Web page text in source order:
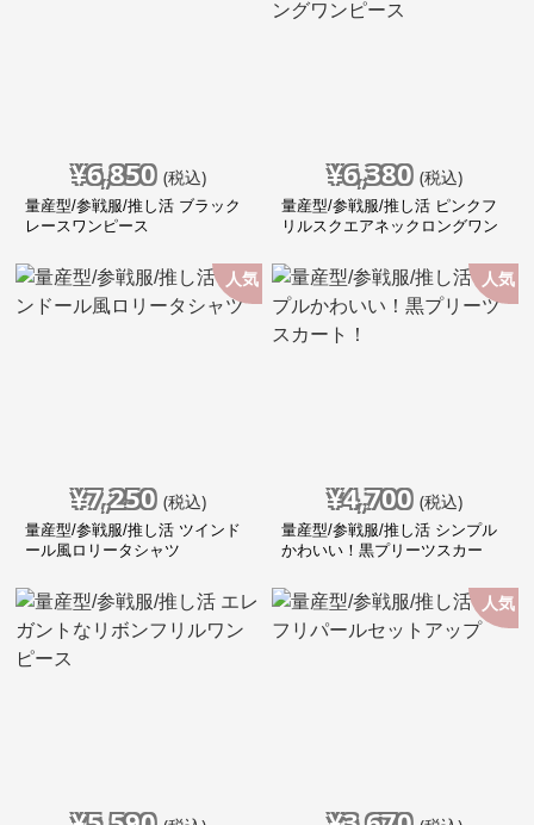
¥6,850 (税込)
量産型/参戦服/推し活 ブラック
レースワンピース
¥6,380 (税込)
量産型/参戦服/推し活 ピンクフ
リルスクエアネックロングワン
人気
¥7,250 (税込)
量産型/参戦服/推し活 ツインド
ール風ロリータシャツ
人気
¥4,700 (税込)
量産型/参戦服/推し活 シンプル
かわいい！黒プリーツスカー
人気